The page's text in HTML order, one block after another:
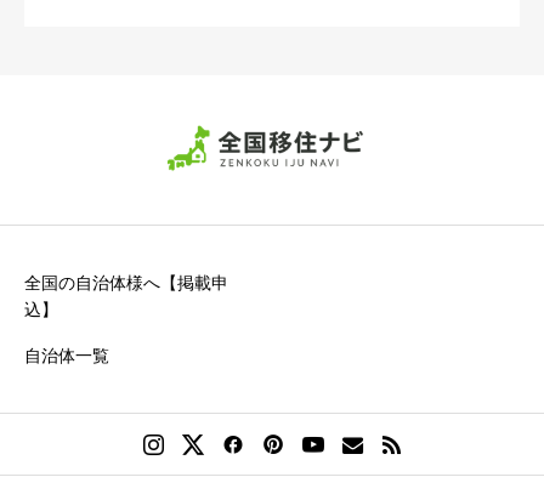
全国の自治体様へ【掲載申
込】
自治体一覧